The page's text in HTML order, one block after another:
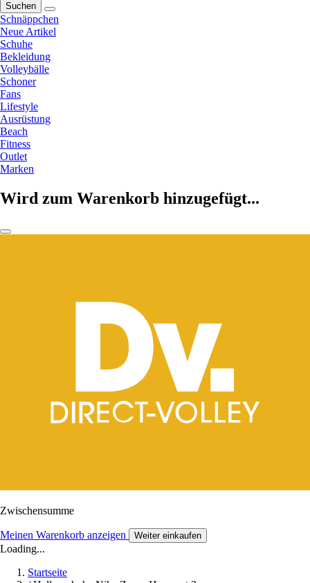
Suchen
Schnäppchen
Neue Artikel
Schuhe
Bekleidung
Volleybälle
Schoner
Fans
Lifestyle
Ausrüstung
Beach
Fitness
Outlet
Marken
Wird zum Warenkorb hinzugefügt...
Zwischensumme
Meinen Warenkorb anzeigen Weiter einkaufen
Loading...
Startseite